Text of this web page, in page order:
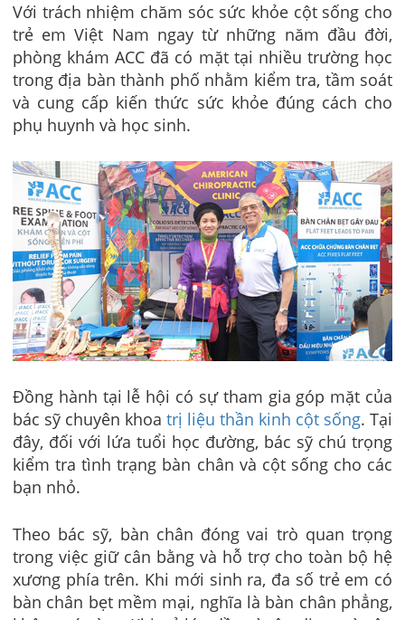
Với trách nhiệm chăm sóc sức khỏe cột sống cho
trẻ em Việt Nam ngay từ những năm đầu đời,
phòng khám ACC đã có mặt tại nhiều trường học
trong địa bàn thành phố nhằm kiểm tra, tầm soát
và cung cấp kiến thức sức khỏe đúng cách cho
phụ huynh và học sinh.
Đồng hành tại lễ hội có sự tham gia góp mặt của
bác sỹ chuyên khoa trị liệu thần kinh cột sống. Tại
đây, đối với lứa tuổi học đường, bác sỹ chú trọng
kiểm tra tình trạng bàn chân và cột sống cho các
bạn nhỏ.
Theo bác sỹ, bàn chân đóng vai trò quan trọng
trong việc giữ cân bằng và hỗ trợ cho toàn bộ hệ
xương phía trên. Khi mới sinh ra, đa số trẻ em có
bàn chân bẹt mềm mại, nghĩa là bàn chân phẳng,